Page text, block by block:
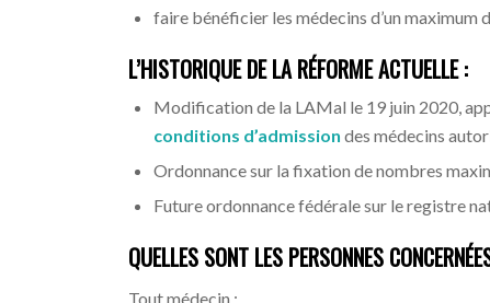
faire bénéficier les médecins d’un maximum
L’HISTORIQUE DE LA RÉFORME ACTUELLE :
Modification de la LAMal le 19 juin 2020,
conditions d’admission des médecins
Ordonnance sur la fixation de nombres
Future ordonnance fédérale sur le registre
QUELLES SONT LES PERSONNES
Tout médecin :